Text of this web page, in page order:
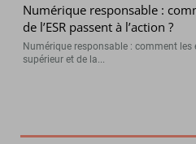
Numérique responsable :
de l’ESR passent à l’action ?
Numérique responsable : comment les
supérieur et de la...